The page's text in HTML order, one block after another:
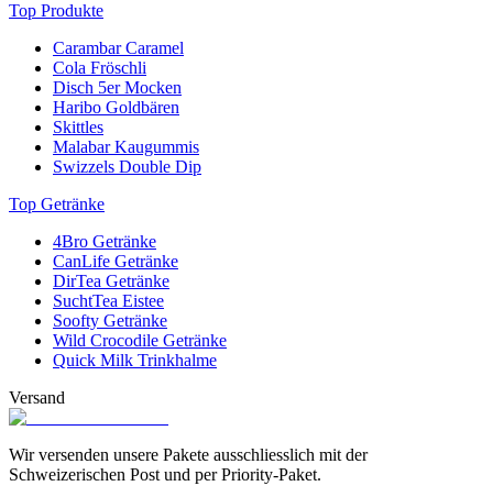
Top Produkte
Carambar Caramel
Cola Fröschli
Disch 5er Mocken
Haribo Goldbären
Skittles
Malabar Kaugummis
Swizzels Double Dip
Top Getränke
4Bro Getränke
CanLife Getränke
DirTea Getränke
SuchtTea Eistee
Soofty Getränke
Wild Crocodile Getränke
Quick Milk Trinkhalme
Versand
Wir versenden unsere Pakete ausschliesslich mit der
Schweizerischen Post und per Priority-Paket.